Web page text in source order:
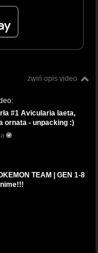
zwiń opis video
#1 Avicularia laeta,
ornata - unpacking :)
TEAM | GEN 1-8